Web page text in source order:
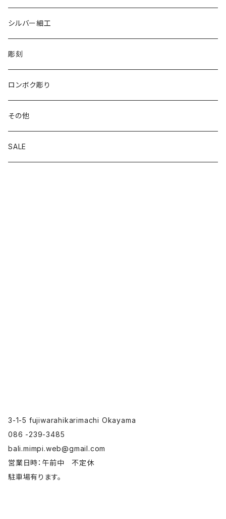
シルバー細工
彫刻
ロンボク彫り
その他
SALE
3-1-5 fujiwarahikarimachi Okayama
086 -239-3485
bali.mimpi.web@gmail.com
営業日時：午前中 不定休
駐車場有ります。